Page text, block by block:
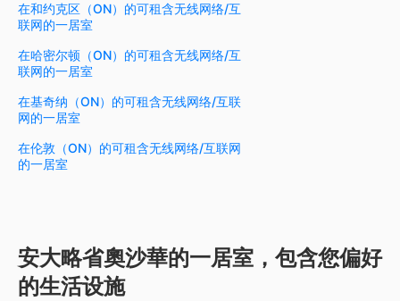
在和约克区（ON）的可租含无线网络/互
联网的一居室
在哈密尔顿（ON）的可租含无线网络/互
联网的一居室
在基奇纳（ON）的可租含无线网络/互联
网的一居室
在伦敦（ON）的可租含无线网络/互联网
的一居室
安大略省奧沙華的一居室，包含您偏好
的生活设施